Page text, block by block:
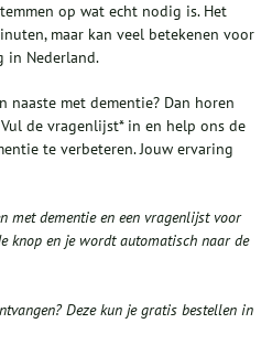
op wat echt nodig is. Het
maar kan veel betekenen voor
in Nederland.
naaste met dementie? Dan horen
de vragenlijst* in en help ons de
te verbeteren. Jouw ervaring
met dementie en een vragenlijst voor
knop en je wordt automatisch naar de
Deze kun je gratis bestellen in